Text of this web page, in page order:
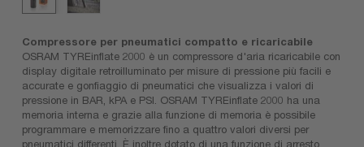
Compressore per pneumatici compatto e ricaricabile
OSRAM TYREinflate 2000 è un compressore d'aria ricaricabile con
display digitale retroilluminato per misure di pressione più facili e
accurate e gonfiaggio di pneumatici che visualizza i valori di
pressione in BAR, kPA e PSI. OSRAM TYREinflate 2000 ha una
memoria interna e grazie alla funzione di memoria è possibile
programmare e memorizzare fino a quattro valori diversi per
pneumatici differenti. È inoltre dotato di una funzione di arresto